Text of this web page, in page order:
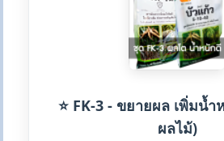
⭐ FK-3 - ขยายผล เพิ่มน้
ผลไม้)